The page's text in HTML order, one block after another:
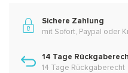
Sichere Zahlung
mit Sofort, Paypal oder
14 Tage
14 Tage Rückgaberecht